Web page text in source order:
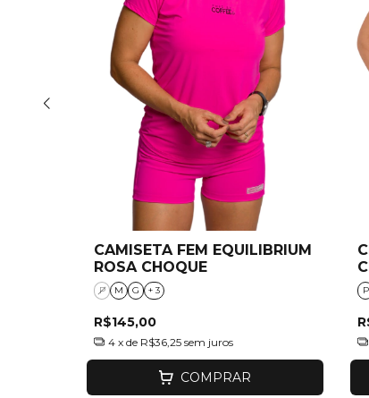
CAMISETA FEM EQUILIBRIUM
ROSA CHOQUE
P M G + 3
R$145,00
4 x de R$36,25 sem juros
COMPRAR
P